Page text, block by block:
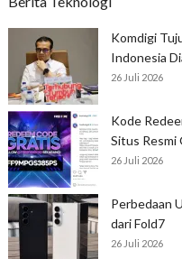
Komdigi
Indonesia
26 Juli 2026
Kode
Situs Resmi
26 Juli 2026
Perbedaan
dari Fold7
26 Juli 2026